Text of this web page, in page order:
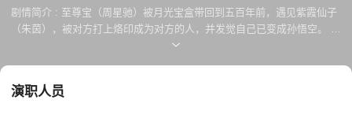
剧情简介 : 至尊宝（周星驰）被月光宝盒带回到五百年前，遇见紫霞仙子
（朱茵），被对方打上烙印成为对方的人，并发觉自己已变成孙悟空。 紫
霞与青霞（朱茵）本是如来佛祖座前日月神灯的灯芯（白天是紫霞，晚上
出，紫霞决定以身相许，却遭一心记挂白晶晶（莫文蔚）的至尊宝拒绝。
演职人员